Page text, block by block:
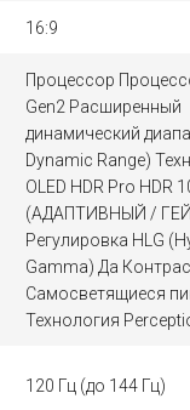
16:9
Процессор
Gen2 Расширенный
динамический
Dynamic Range)
OLED HDR Pro HDR
(АДАПТИВНЫЙ /
Регулировка HLG
Gamma) Да
Самосветящиеся
Технология
120 Гц (до 144 Гц)